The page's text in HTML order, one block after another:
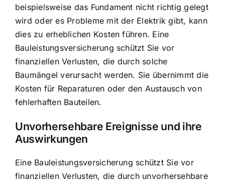
beispielsweise das Fundament nicht richtig gelegt
wird oder es Probleme mit der Elektrik gibt, kann
dies zu erheblichen Kosten führen. Eine
Bauleistungsversicherung schützt Sie vor
finanziellen Verlusten, die durch solche
Baumängel verursacht werden. Sie übernimmt die
Kosten für Reparaturen oder den Austausch von
fehlerhaften Bauteilen.
Unvorhersehbare Ereignisse und ihre
Auswirkungen
Eine Bauleistungsversicherung schützt Sie vor
finanziellen Verlusten, die durch unvorhersehbare